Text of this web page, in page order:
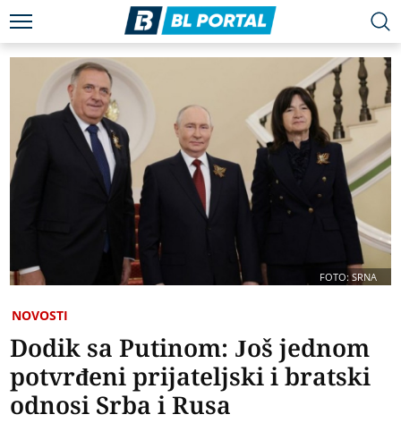
FOTO: SRNA
NOVOSTI
Dodik sa Putinom: Još jednom
potvrđeni prijateljski i bratski
odnosi Srba i Rusa